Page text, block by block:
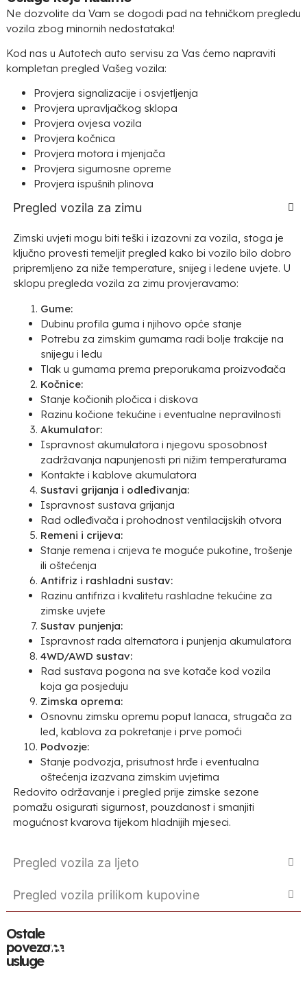
Ne dozvolite da Vam se dogodi pad na tehničkom pregledu
vozila zbog minornih nedostataka!
Kod nas u Autotech auto servisu za Vas ćemo napraviti
kompletan pregled Vašeg vozila:
Provjera signalizacije i osvjetljenja
Provjera upravljačkog sklopa
Provjera ovjesa vozila
Provjera kočnica
Provjera motora i mjenjača
Provjera sigurnosne opreme
Provjera ispušnih plinova
Pregled vozila za zimu
Zimski uvjeti mogu biti teški i izazovni za vozila, stoga je
ključno provesti temeljit pregled kako bi vozilo bilo dobro
pripremljeno za niže temperature, snijeg i ledene uvjete. U
sklopu pregleda vozila za zimu provjeravamo:
Gume:
Dubinu profila guma i njihovo opće stanje
Potrebu za zimskim gumama radi bolje trakcije na
snijegu i ledu
Tlak u gumama prema preporukama proizvođača
Kočnice:
Stanje kočionih pločica i diskova
Razinu kočione tekućine i eventualne nepravilnosti
Akumulator:
Ispravnost akumulatora i njegovu sposobnost
zadržavanja napunjenosti pri nižim temperaturama
Kontakte i kablove akumulatora
Sustavi grijanja i odleđivanja:
Ispravnost sustava grijanja
Rad odleđivača i prohodnost ventilacijskih otvora
Remeni i crijeva:
Stanje remena i crijeva te moguće pukotine, trošenje
ili oštećenja
Antifriz i rashladni sustav:
Razinu antifriza i kvalitetu rashladne tekućine za
zimske uvjete
Sustav punjenja:
Ispravnost rada alternatora i punjenja akumulatora
4WD/AWD sustav:
Rad sustava pogona na sve kotače kod vozila
koja ga posjeduju
Zimska oprema:
Osnovnu zimsku opremu poput lanaca, strugača za
led, kablova za pokretanje i prve pomoći
Podvozje:
Stanje podvozja, prisutnost hrđe i eventualna
oštećenja izazvana zimskim uvjetima
Redovito održavanje i pregled prije zimske sezone
pomažu osigurati sigurnost, pouzdanost i smanjiti
mogućnost kvarova tijekom hladnijih mjeseci.
Pregled vozila za ljeto
Pregled vozila prilikom kupovine
Ostale
povezane
usluge
Autoelektrika